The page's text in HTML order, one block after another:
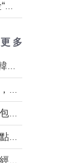
更 多